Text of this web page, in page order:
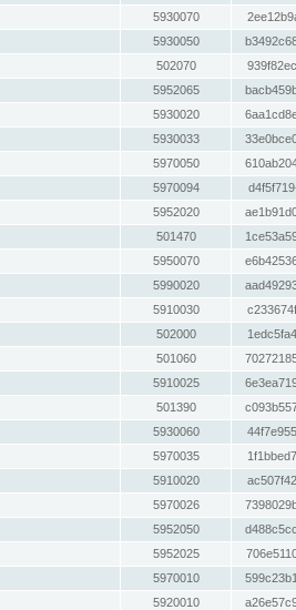
5930070
5930050
502070
5952065
5930020
5930033
5970050
5970094
5952020
501470
5950070
5990020
5910030
502000
501060
5910025
501390
5930060
5970035
5910020
5970026
5952050
5952025
5970010
5920010